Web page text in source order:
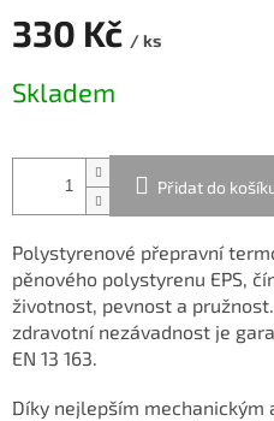
330 Kč / ks
cena:
Skladem
Přidat do
Polystyrenové přepravní
pěnového polystyrenu EPS,
životnost, pevnost a
zdravotní nezávadnost je
EN 13 163.
Díky nejlepším